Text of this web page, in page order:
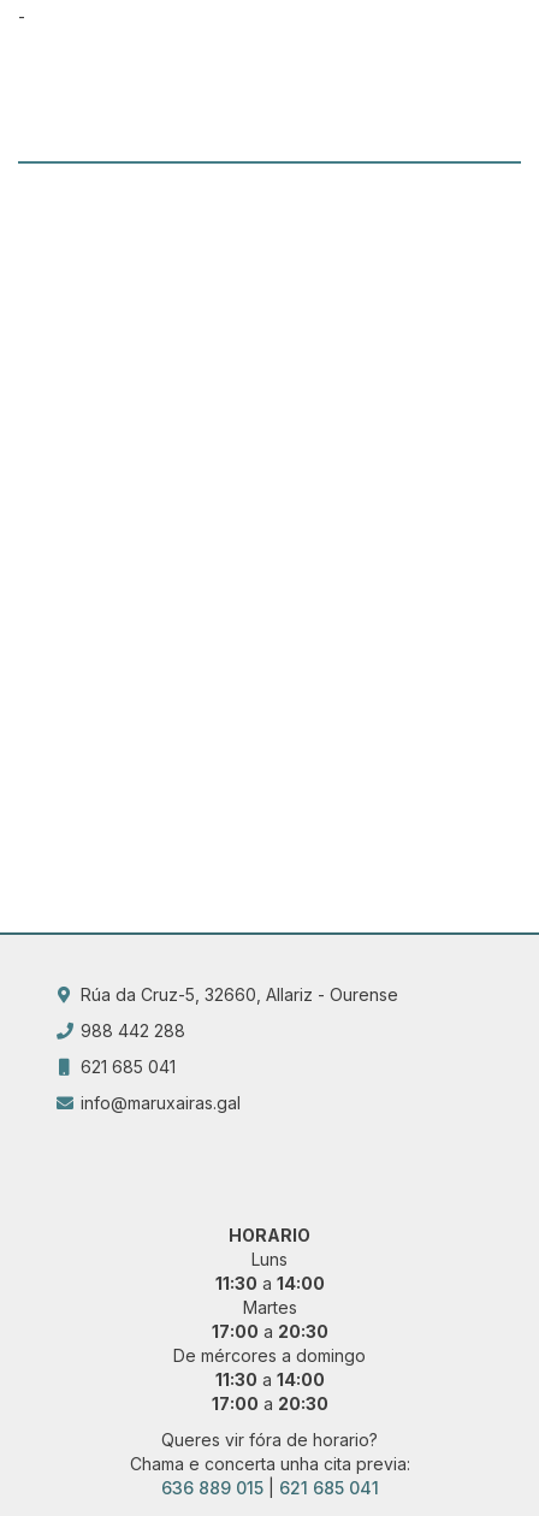
-
Rúa da Cruz-5, 32660, Allariz - Ourense
988 442 288
621 685 041
info@maruxairas.gal
HORARIO
Luns
11:30 a 14:00
Martes
17:00 a 20:30
De mércores a domingo
11:30 a 14:00
17:00 a 20:30
Queres vir fóra de horario?
Chama e concerta unha cita previa:
636 889 015| 621 685 041